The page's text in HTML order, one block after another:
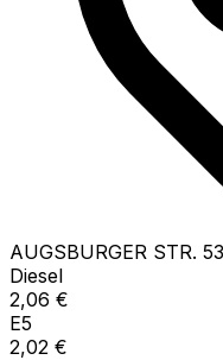
AUGSBURGER STR. 53
Diesel
2,06 €
E5
2,02 €